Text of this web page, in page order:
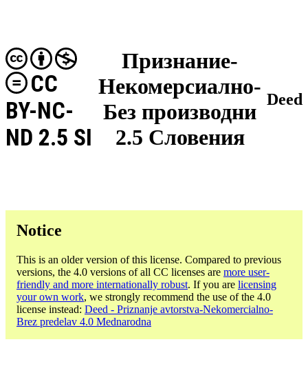
Признание-
Некомерсиално-
Без производни
2.5 Словения
CC
BY-NC-
ND 2.5 SI
Deed
Notice
This is an older version of this license. Compared to previous
versions, the 4.0 versions of all CC licenses are more user-
friendly and more internationally robust. If you are licensing
your own work, we strongly recommend the use of the 4.0
license instead: Deed - Priznanje avtorstva-Nekomercialno-
Brez predelav 4.0 Mednarodna